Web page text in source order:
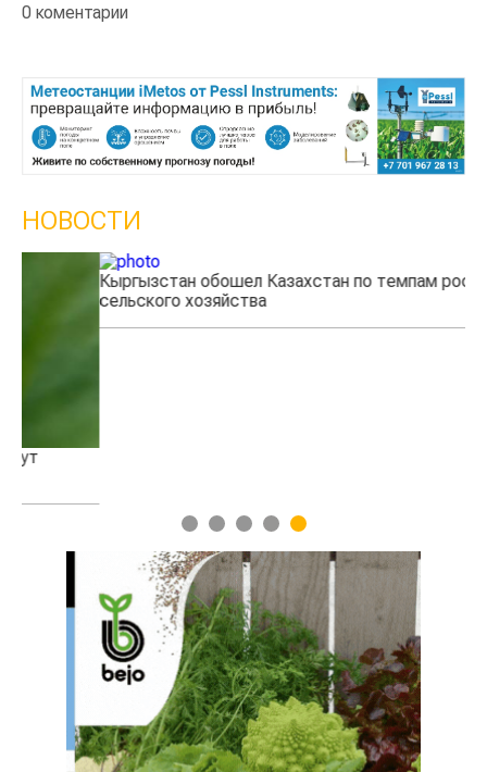
0 коментарии
НОВОСТИ
Кыргызстан обошел Казахстан по темпам роста
сельского хозяйства
1 2 3 4 5